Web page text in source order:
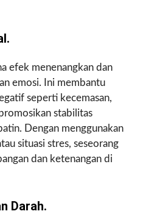
efek menenangkan dan
emosi. Ini membantu
seperti kecemasan,
stabilitas
Dengan menggunakan
situasi stres, seseorang
dan ketenangan di
Darah.